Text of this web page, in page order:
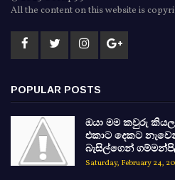
All the content on this website is
POPULAR POSTS
ඔයා මම කවුරු
එකාට දෙකට
බැසිල්ගෙන්
Saturday, February 24,